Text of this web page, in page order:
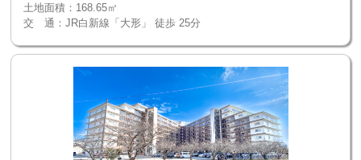
土地面積： 168.65㎡
交 通：JR白新線「大形」 徒歩 25分